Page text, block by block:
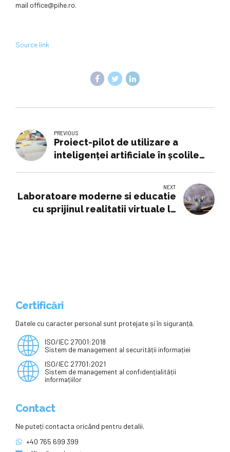
mail office@pihe.ro.
Source link
PREVIOUS
Proiect-pilot de utilizare a
inteligenţei artificiale în şcolile
didactic”
NEXT
Laboratoare moderne si educatie
cu sprijinul realitatii virtuale la
Certificări
Datele cu caracter personal sunt protejate și în siguranță.
ISO/IEC 27001:2018
Sistem de management al securității informației
ISO/IEC 27701:2021
Sistem de management al confidențialității
informațiilor
Contact
Ne puteți contacta oricând pentru detalii.
+40 765 699 399